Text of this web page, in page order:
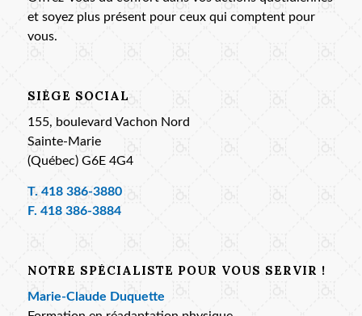
et soyez plus présent pour ceux qui comptent pour
vous.
SIÈGE SOCIAL
155, boulevard Vachon Nord
Sainte-Marie
(Québec) G6E 4G4
T. 418 386-3880
F. 418 386-3884
NOTRE SPÉCIALISTE POUR VOUS SERVIR !
Marie-Claude Duquette